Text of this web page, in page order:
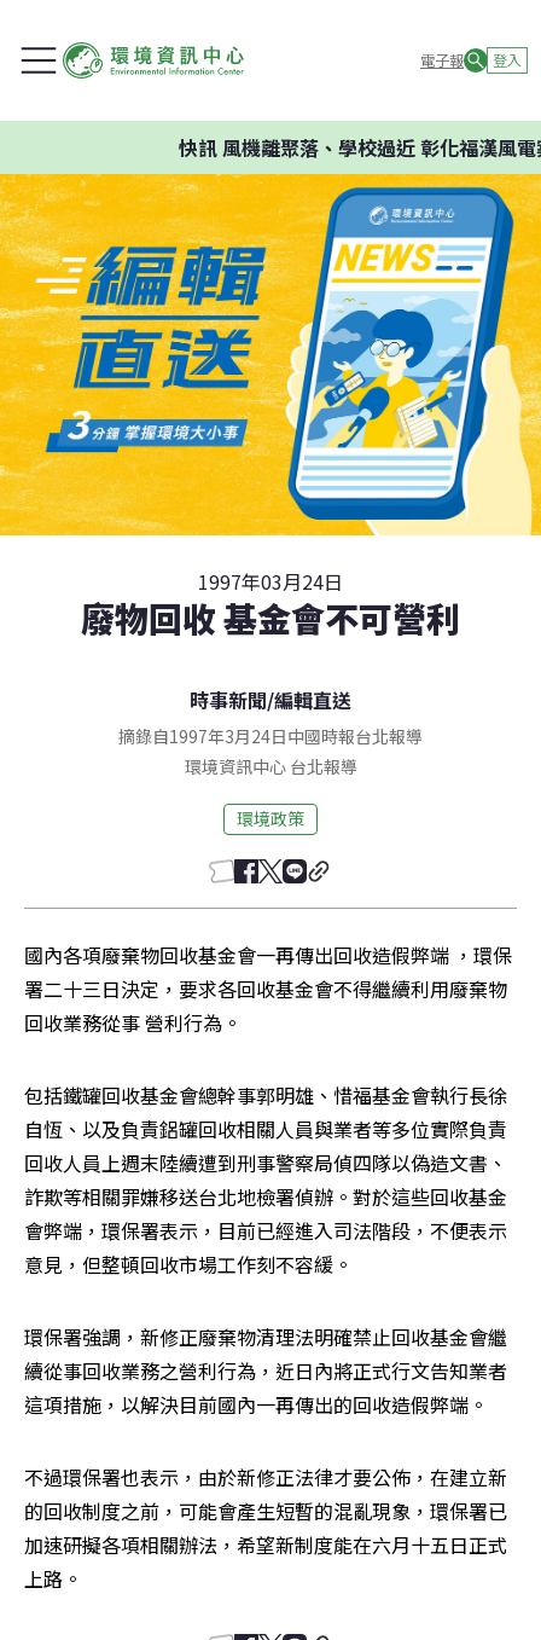
電子報 登入
快訊風機離聚落、學校過近 彰化福漢風電
1997年03月24日
廢物回收 基金會不可營利
時事新聞/編輯直送
摘錄自1997年3月24日中國時報台北報導
環境資訊中心 台北報導
環境政策
國內各項廢棄物回收基金會一再傳出回收造假弊端 ，環保
署二十三日決定，要求各回收基金會不得繼續利用廢棄物
回收業務從事 營利行為。
包括鐵罐回收基金會總幹事郭明雄、惜福基金會執行長徐
自恆、以及負責鋁罐回收相關人員與業者等多位實際負責
回收人員上週末陸續遭到刑事警察局偵四隊以偽造文書、
詐欺等相關罪嫌移送台北地檢署偵辦。對於這些回收基金
會弊端，環保署表示，目前已經進入司法階段，不便表示
意見，但整頓回收市場工作刻不容緩。
環保署強調，新修正廢棄物清理法明確禁止回收基金會繼
續從事回收業務之營利行為，近日內將正式行文告知業者
這項措施，以解決目前國內一再傳出的回收造假弊端。
不過環保署也表示，由於新修正法律才要公佈，在建立新
的回收制度之前，可能會產生短暫的混亂現象，環保署已
加速研擬各項相關辦法，希望新制度能在六月十五日正式
上路。